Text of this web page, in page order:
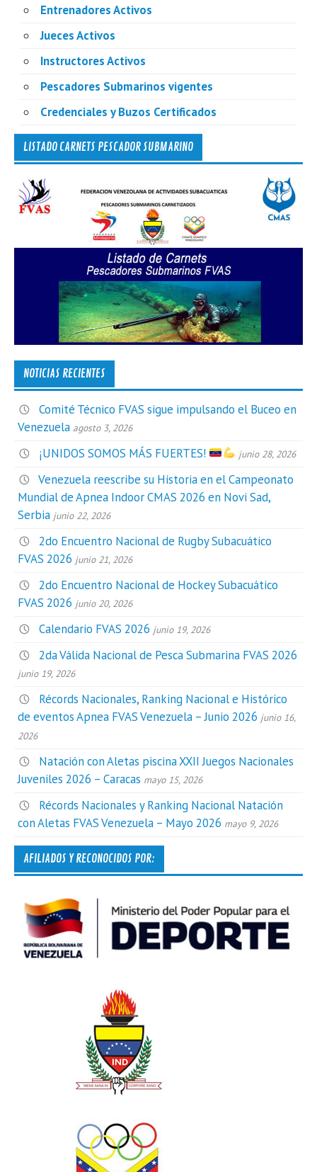
Entrenadores Activos
Jueces Activos
Instructores Activos
Pescadores Submarinos vigentes
Credenciales y Buzos Certificados
LISTADO CARNETS PESCADOR SUBMARINO
NOTICIAS RECIENTES
Comité Técnico FVAS sigue impulsando el Buceo en
Venezuela agosto 3, 2026
¡UNIDOS SOMOS MÁS FUERTES! junio 28, 2026
Venezuela reescribe su Historia en el Campeonato
Mundial de Apnea Indoor CMAS 2026 en Novi Sad,
Serbia junio 22, 2026
2do Encuentro Nacional de Rugby Subacuático
FVAS 2026 junio 21, 2026
2do Encuentro Nacional de Hockey Subacuático
FVAS 2026 junio 20, 2026
Calendario FVAS 2026 junio 19, 2026
2da Válida Nacional de Pesca Submarina FVAS 2026
junio 19, 2026
Récords Nacionales, Ranking Nacional e Histórico
de eventos Apnea FVAS Venezuela – Junio 2026 junio 16,
2026
Natación con Aletas piscina XXII Juegos Nacionales
Juveniles 2026 – Caracas mayo 15, 2026
Récords Nacionales y Ranking Nacional Natación
con Aletas FVAS Venezuela – Mayo 2026 mayo 9, 2026
AFILIADOS Y RECONOCIDOS POR: